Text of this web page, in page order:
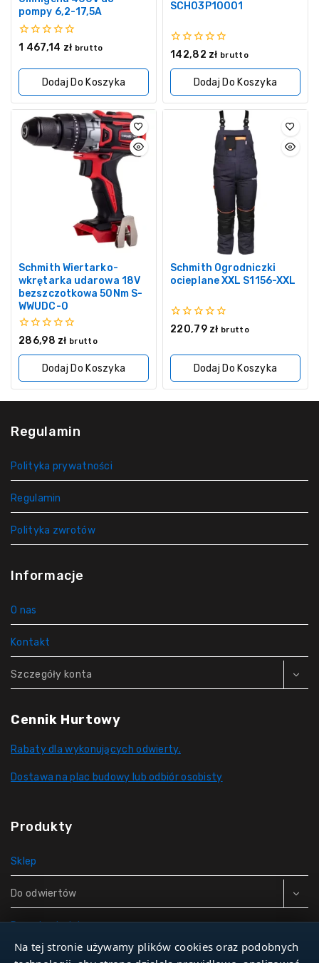
pompy 6,2-17,5A
0
5
1 467,14 zł brutto
Dodaj Do Koszyka
SCH03P10001
0
5
142,82 zł brutto
Dodaj Do Koszyka
Schmith Wiertarko-
wkrętarka udarowa 18V
bezszczotkowa 50Nm S-
WWUDC-0
0
5
286,98 zł brutto
Dodaj Do Koszyka
Schmith Ogrodniczki
ocieplane XXL S1156-XXL
0
220,79 zł brutto
Dodaj Do Koszyka
Regulamin
Polityka prywatności
Regulamin
Polityka zwrotów
Informacje
O nas
Kontakt
Szczegóły konta
Cennik Hurtowy
Rabaty dla wykonujących odwierty.
Dostawa na plac budowy lub odbiór osobisty
Produkty
Sklep
Do odwiertów
Rury do studni
Zbiorniki hydroforowe
Na tej stronie używamy plików cookies oraz podobnych